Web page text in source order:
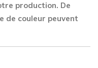
production. De
de couleur peuvent